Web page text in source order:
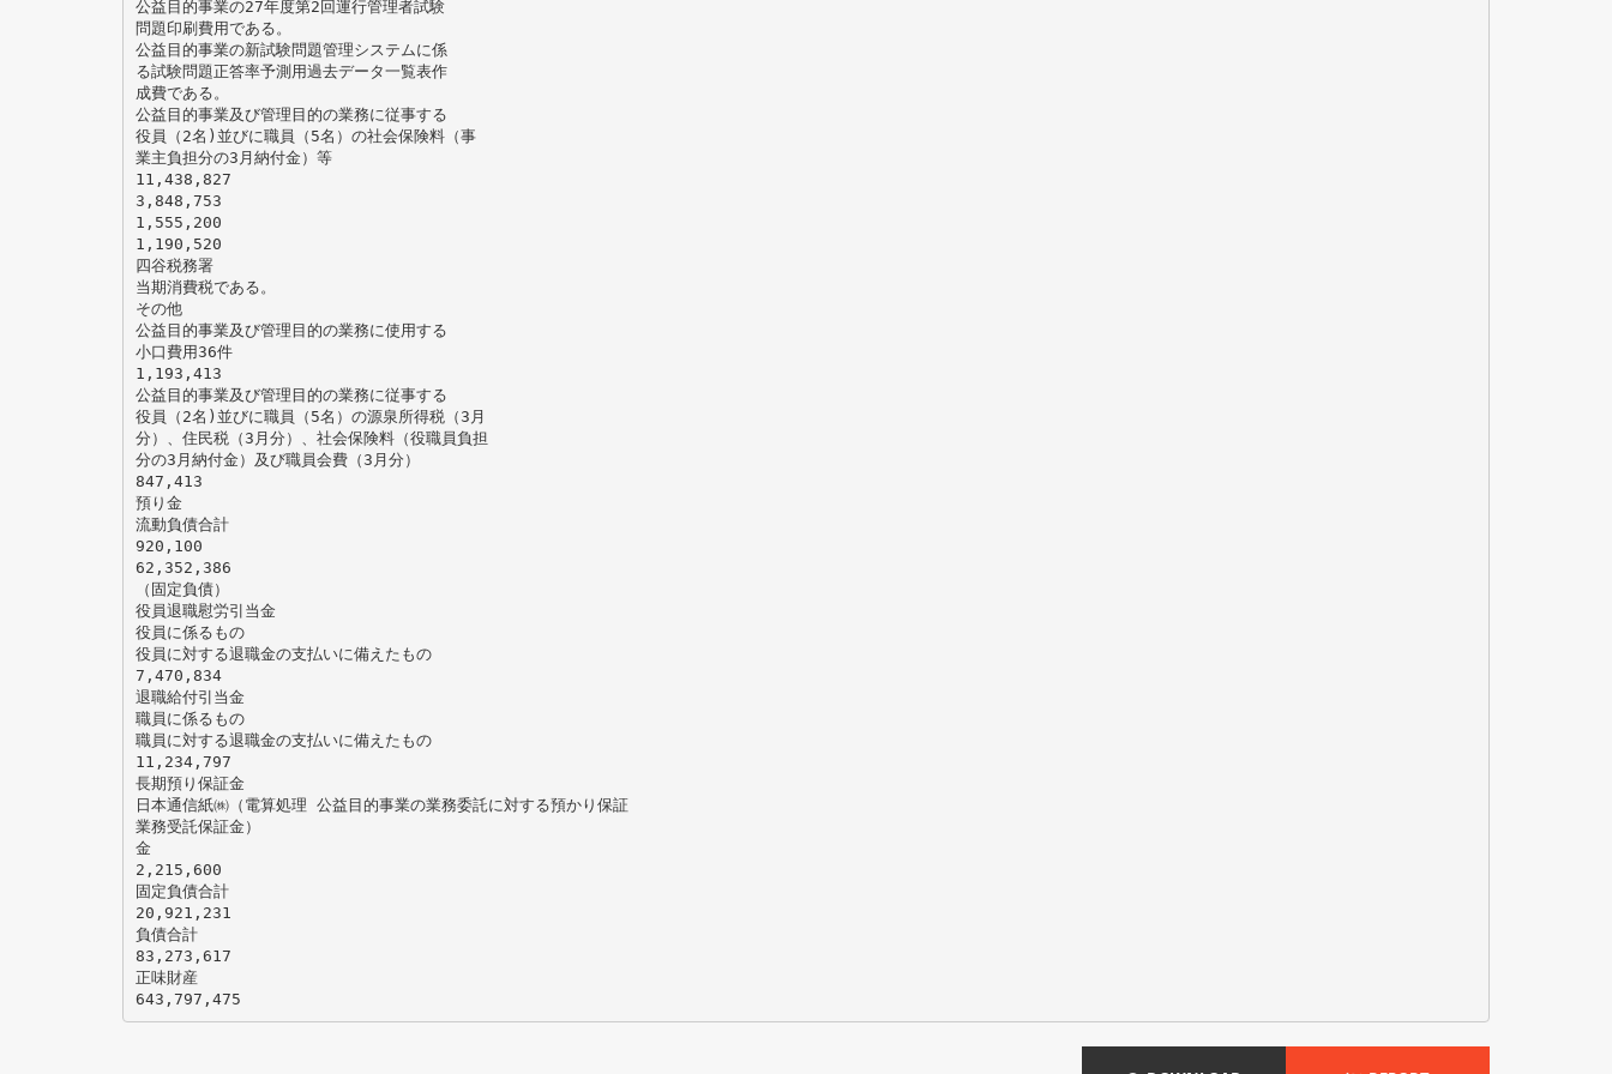
公益目的事業の27年度第2回運行管理者試験
問題印刷費用である。
公益目的事業の新試験問題管理システムに係
る試験問題正答率予測用過去データ一覧表作
成費である。
公益目的事業及び管理目的の業務に従事する
役員（2名)並びに職員（5名）の社会保険料（事
業主負担分の3月納付金）等
11,438,827
3,848,753
1,555,200
1,190,520
四谷税務署
当期消費税である。
その他
公益目的事業及び管理目的の業務に使用する
小口費用36件
1,193,413
公益目的事業及び管理目的の業務に従事する
役員（2名)並びに職員（5名）の源泉所得税（3月
分）、住民税（3月分）、社会保険料（役職員負担
分の3月納付金）及び職員会費（3月分）
847,413
預り金
流動負債合計
920,100
62,352,386
（固定負債）
役員退職慰労引当金
役員に係るもの
役員に対する退職金の支払いに備えたもの
7,470,834
退職給付引当金
職員に係るもの
職員に対する退職金の支払いに備えたもの
11,234,797
長期預り保証金
日本通信紙㈱（電算処理 公益目的事業の業務委託に対する預かり保証
業務受託保証金）
金
2,215,600
固定負債合計
20,921,231
負債合計
83,273,617
正味財産